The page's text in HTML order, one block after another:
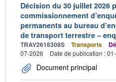
Décision du 30 juillet 2026
commissionnement
permanents au bureau
de transport terrestre –
TRAV2618308S Transports
07-2026
Date de publication :
Document principal